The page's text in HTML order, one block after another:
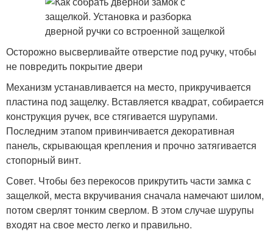
Осторожно высверливайте отверстие под ручку, чтобы
не повредить покрытие двери
Механизм устанавливается на место, прикручивается
пластина под защелку. Вставляется квадрат, собирается
конструкция ручек, все стягивается шурупами.
Последним этапом привинчивается декоративная
панель, скрывающая крепления и прочно затягивается
стопорный винт.
Совет. Чтобы без перекосов прикрутить части замка с
защелкой, места вкручивания сначала намечают шилом,
потом сверлят тонким сверлом. В этом случае шурупы
входят на свое место легко и правильно.